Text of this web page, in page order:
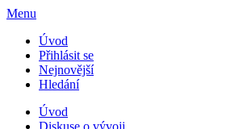
Menu
Úvod
Přihlásit se
Nejnovější
Hledání
Úvod
Diskuse o vývoji